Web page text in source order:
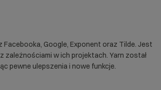
Facebooka, Google, Exponent oraz Tilde. Jest
w ich projektach. Yarn został
pewne ulepszenia i nowe funkcje.